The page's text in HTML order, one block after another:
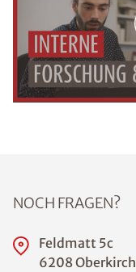
NOCH FRAGEN?
Feldmatt 5c
6208 Oberkirch